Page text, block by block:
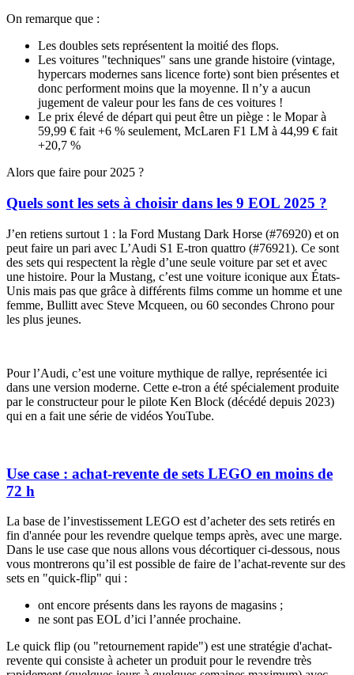
On remarque que :
Les doubles sets représentent la moitié des flops.
Les voitures "techniques" sans une grande histoire (vintage,
hypercars modernes sans licence forte) sont bien présentes et
donc performent moins que la moyenne. Il n’y a aucun
jugement de valeur pour les fans de ces voitures !
Le prix élevé de départ qui peut être un piège : le Mopar à
59,99 € fait +6 % seulement, McLaren F1 LM à 44,99 € fait
+20,7 %
Alors que faire pour 2025 ?
Quels sont les sets à choisir dans les 9 EOL 2025 ?
J’en retiens surtout 1 : la Ford Mustang Dark Horse (#76920) et on
peut faire un pari avec L’Audi S1 E-tron quattro (#76921). Ce sont
des sets qui respectent la règle d’une seule voiture par set et avec
une histoire. Pour la Mustang, c’est une voiture iconique aux États-
Unis mais pas que grâce à différents films comme un homme et une
femme, Bullitt avec Steve Mcqueen, ou 60 secondes Chrono pour
les plus jeunes.
Pour l’Audi, c’est une voiture mythique de rallye, représentée ici
dans une version moderne. Cette e-tron a été spécialement produite
par le constructeur pour le pilote Ken Block (décédé depuis 2023)
qui en a fait une série de vidéos YouTube.
Use case : achat-revente de sets LEGO en moins de
72 h
La base de l’investissement LEGO est d’acheter des sets retirés en
fin d'année pour les revendre quelque temps après, avec une marge.
Dans le use case que nous allons vous décortiquer ci-dessous, nous
vous montrerons qu’il est possible de faire de l’achat-revente sur des
sets en "quick-flip" qui :
ont encore présents dans les rayons de magasins ;
ne sont pas EOL d’ici l’année prochaine.
Le quick flip (ou "retournement rapide") est une stratégie d'achat-
revente qui consiste à acheter un produit pour le revendre très